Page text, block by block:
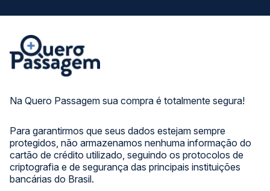
Na Quero Passagem sua compra é totalmente segura!
Para garantirmos que seus dados estejam sempre
protegidos, não armazenamos nenhuma informação do
cartão de crédito utilizado, seguindo os protocolos de
criptografia e de segurança das principais instituições
bancárias do Brasil.